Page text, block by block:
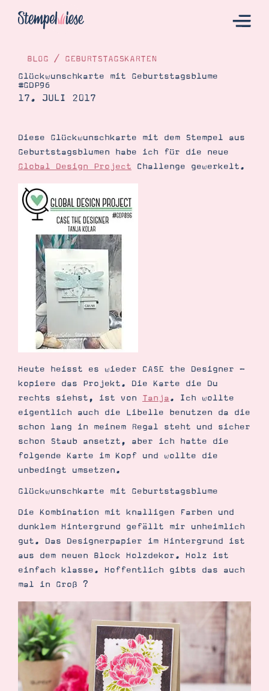
Hier Starten
Bestellen
Kontakt
Angebote
Demonstrator werden
Blog
Gutscheine
Produkte erklärt
Über mich
Über Stampin’ Up!
Tipps & Tricks
Ordnungstipps
Suche Impressum Datenschutz
BLOG / GEBURTSTAGSKARTEN
Glückwunschkarte mit Geburtstagsblume
#GDP96
17. JULI 2017
Diese Glückwunschkarte mit dem Stempel aus
Geburtstagsblumen habe ich für die neue
Global Design Project Challenge gewerkelt.
Heute heisst es wieder CASE the Designer -
kopiere das Projekt. Die Karte die Du
rechts siehst, ist von Tanja. Ich wollte
eigentlich auch die Libelle benutzen da die
schon lang in meinem Regal steht und sicher
schon Staub ansetzt, aber ich hatte die
folgende Karte im Kopf und wollte die
unbedingt umsetzen.
Glückwunschkarte mit Geburtstagsblume
Die Kombination mit knalligen Farben und
dunklem Hintergrund gefällt mir unheimlich
gut. Das Designerpapier im Hintergrund ist
aus dem neuen Block Holzdekor. Holz ist
einfach klasse. Hoffentlich gibts das auch
mal in Groß ?